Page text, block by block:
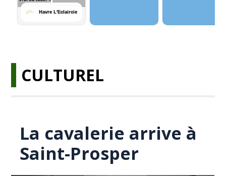
CULTUREL
La cavalerie arrive à
Saint-Prosper